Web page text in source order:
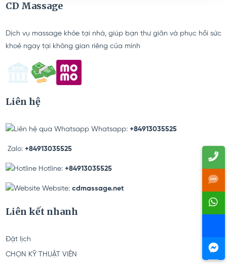
Dịch vụ massage khỏe tại nhà, giúp bạn thư giãn và phục hồi sức
khoẻ ngay tại không gian riêng của mình
Zalo:
Đặt lịch